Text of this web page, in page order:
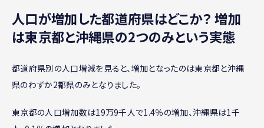
人口が増加した都道府県はどこか？ 増加
は東京都と沖縄県の2つのみという実態
都道府県別の人口増減を見ると、増加となったのは東京都と沖縄
県のわずか2都県のみとなりました。
東京都の人口増加数は19万9千人で1.4％の増加、沖縄県は1千